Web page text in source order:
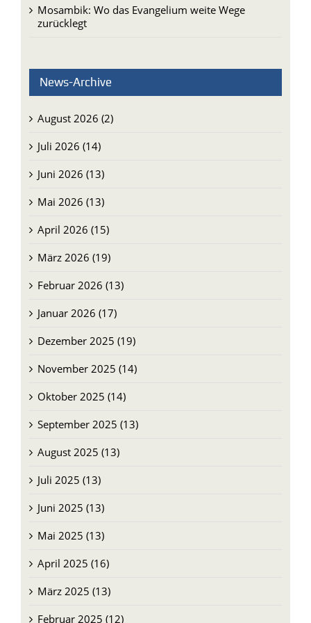
Mosambik: Wo das Evangelium weite Wege
zurücklegt
News-Archive
August 2026 (2)
Juli 2026 (14)
Juni 2026 (13)
Mai 2026 (13)
April 2026 (15)
März 2026 (19)
Februar 2026 (13)
Januar 2026 (17)
Dezember 2025 (19)
November 2025 (14)
Oktober 2025 (14)
September 2025 (13)
August 2025 (13)
Juli 2025 (13)
Juni 2025 (13)
Mai 2025 (13)
April 2025 (16)
März 2025 (13)
Februar 2025 (12)